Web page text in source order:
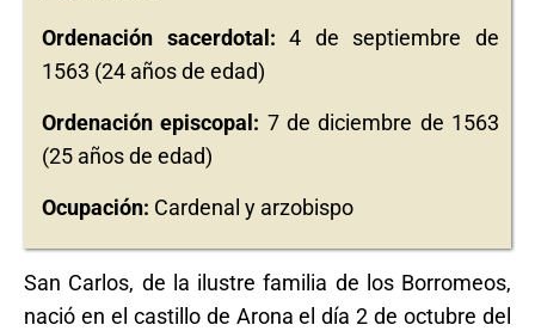
Ordenación sacerdotal: 4 de septiembre de
1563 (24 años de edad)
Ordenación episcopal: 7 de diciembre de 1563
(25 años de edad)
Ocupación: Cardenal y arzobispo
San Carlos, de la ilustre familia de los Borromeos,
nació en el castillo de Arona el día 2 de octubre del